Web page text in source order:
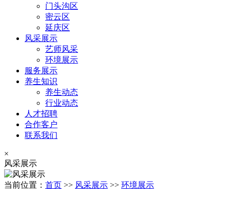
门头沟区
密云区
延庆区
风采展示
艺师风采
环境展示
服务展示
养生知识
养生动态
行业动态
人才招聘
合作客户
联系我们
×
风采展示
当前位置： 首页 >> 风采展示 >> 环境展示